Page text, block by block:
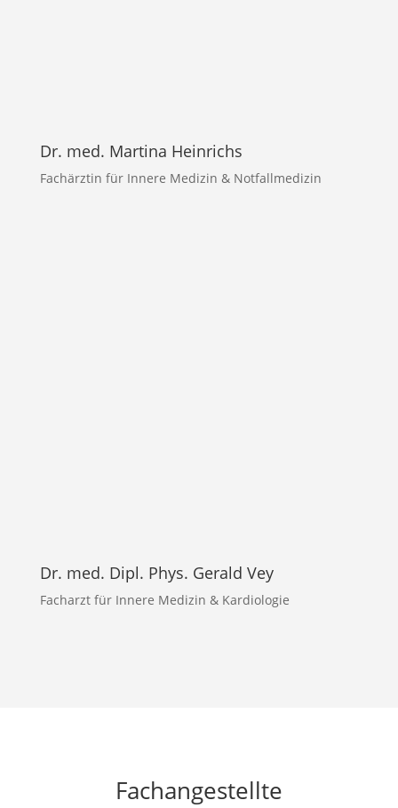
Dr. med. Martina Heinrichs
Fachärztin für Innere Medizin & Notfallmedizin
Dr. med. Dipl. Phys. Gerald Vey
Facharzt für Innere Medizin & Kardiologie
Fachangestellte